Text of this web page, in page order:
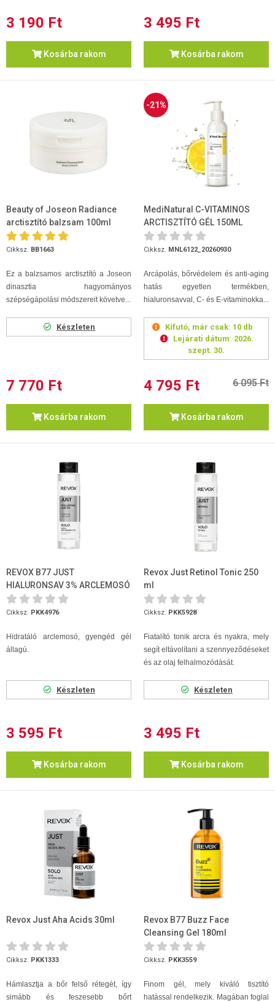
3 190 Ft
Kosárba rakom
3 495 Ft
Kosárba rakom
Beauty of Joseon Radiance
arctisztító balzsam 100ml
Cikksz. BB1663
Ez a balzsamos arctisztító a Joseon
dinasztia hagyományos
szépségápolási módszereit követve...
Készleten
7 770 Ft
Kosárba rakom
-21%
MediNatural C-VITAMINOS
ARCTISZTÍTÓ GÉL 150ML
(2026.09.30)
Cikksz. MNL6122_20260930
Arcápolás, bőrvédelem és anti-aging
hatás egyetlen termékben,
hialuronsavval, C- és E-vitaminokka...
Kifutó, már csak: 10 db
Lejárati dátum: 2026.
szept. 30.
4 795 Ft 6 095 Ft
Kosárba rakom
REVOX B77 JUST
HIALURONSAV 3% ARCLEMOSÓ
250ml
Cikksz. PKK4976
Hidratáló arclemosó, gyengéd gél
állagú.
Készleten
3 595 Ft
Kosárba rakom
Revox Just Retinol Tonic 250
ml
Cikksz. PKK5928
Fiatalító tonik arcra és nyakra, mely
segít eltávolítani a szennyeződéseket
és az olaj felhalmozódását.
Készleten
3 495 Ft
Kosárba rakom
Revox Just Aha Acids 30ml
Cikksz. PKK1333
Hámlasztja a bőr felső rétegét, így
simább és feszesebb bőrt
Revox B77 Buzz Face
Cleansing Gel 180ml
Cikksz. PKK3559
Finom gél, mely kiváló tisztító
hatással rendelkezik. Magában foglal